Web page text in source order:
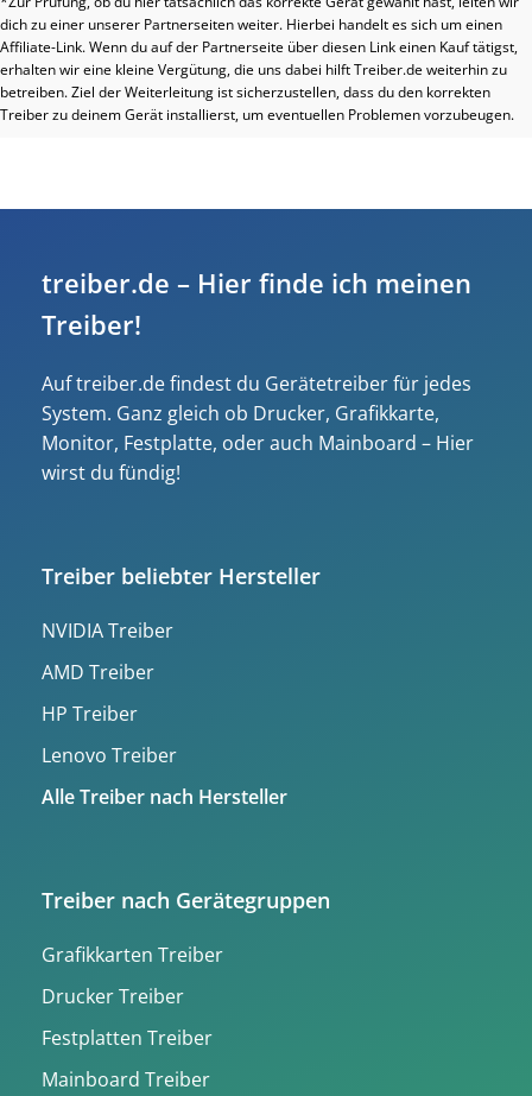
dich zu einer unserer Partnerseiten weiter. Hierbei handelt es sich um einen
Affiliate-Link. Wenn du auf der Partnerseite über diesen Link einen Kauf tätigst,
erhalten wir eine kleine Vergütung, die uns dabei hilft Treiber.de weiterhin zu
betreiben. Ziel der Weiterleitung ist sicherzustellen, dass du den korrekten
Treiber zu deinem Gerät installierst, um eventuellen Problemen vorzubeugen.
treiber.de – Hier finde ich meinen
Treiber!
Auf treiber.de findest du Gerätetreiber für jedes
System. Ganz gleich ob Drucker, Grafikkarte,
Monitor, Festplatte, oder auch Mainboard – Hier
wirst du fündig!
Treiber beliebter Hersteller
NVIDIA Treiber
AMD Treiber
HP Treiber
Lenovo Treiber
Alle Treiber nach Hersteller
Treiber nach Gerätegruppen
Grafikkarten Treiber
Drucker Treiber
Festplatten Treiber
Mainboard Treiber